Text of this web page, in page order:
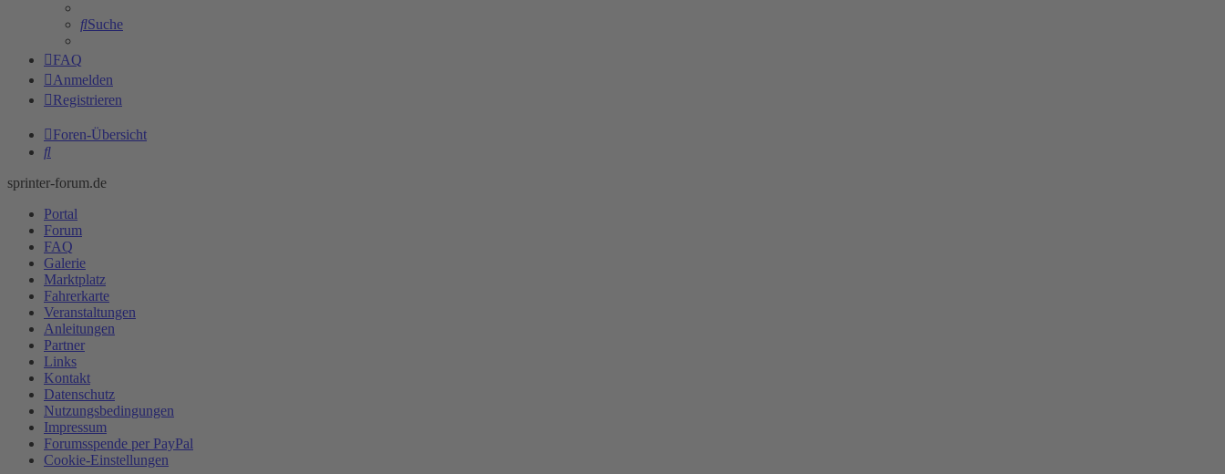
Suche
FAQ
Anmelden
Registrieren
Foren-Übersicht
Suche
sprinter-forum.de
Portal
Forum
FAQ
Galerie
Marktplatz
Fahrerkarte
Veranstaltungen
Anleitungen
Partner
Links
Kontakt
Datenschutz
Nutzungsbedingungen
Impressum
Forumsspende per PayPal
Cookie-Einstellungen